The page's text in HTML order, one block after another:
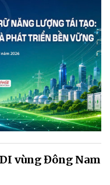
vùng Đông Nam